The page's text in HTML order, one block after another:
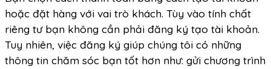
hoặc đặt hàng với vai trò khách. Tùy vào tính chất
riêng tư bạn không cần phải đăng ký tạo tài khoản.
Tuy nhiên, việc đăng ký giúp chúng tôi có những
thông tin chăm sóc bạn tốt hơn như: gửi chương trình